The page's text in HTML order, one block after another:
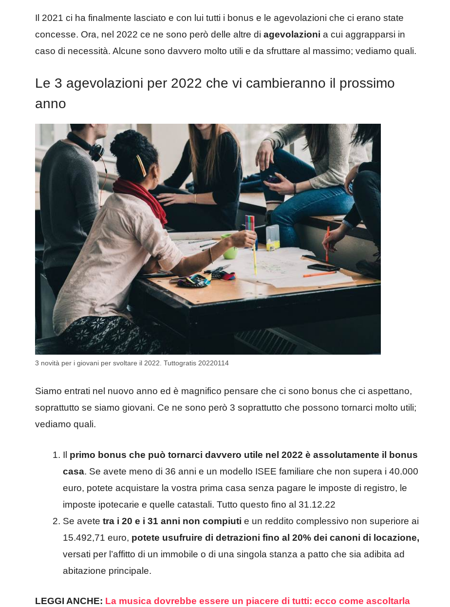
Il 2021 ci ha finalmente lasciato e con lui tutti i bonus e le agevolazioni che ci erano state
concesse. Ora, nel 2022 ce ne sono però delle altre di agevolazioni a cui aggrapparsi in
caso di necessità. Alcune sono davvero molto utili e da sfruttare al massimo; vediamo quali.
Le 3 agevolazioni per 2022 che vi cambieranno il prossimo
anno
3 novità per i giovani per svoltare il 2022. Tuttogratis 20220114
Siamo entrati nel nuovo anno ed è magnifico pensare che ci sono bonus che ci aspettano,
soprattutto se siamo giovani. Ce ne sono però 3 soprattutto che possono tornarci molto utili;
vediamo quali.
Il primo bonus che può tornarci davvero utile nel 2022 è assolutamente il bonus
casa. Se avete meno di 36 anni e un modello ISEE familiare che non supera i 40.000
euro, potete acquistare la vostra prima casa senza pagare le imposte di registro, le
imposte ipotecarie e quelle catastali. Tutto questo fino al 31.12.22
Se avete tra i 20 e i 31 anni non compiuti e un reddito complessivo non superiore ai
15.492,71 euro, potete usufruire di detrazioni fino al 20% dei canoni di locazione,
versati per l’affitto di un immobile o di una singola stanza a patto che sia adibita ad
abitazione principale.
LEGGI ANCHE: La musica dovrebbe essere un piacere di tutti: ecco come ascoltarla